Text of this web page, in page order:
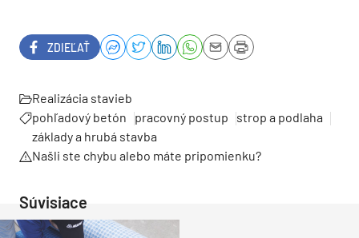
ZDIEĽAŤ
Realizácia stavieb
pohľadový betón
pracovný postup
strop a podlaha
základy a hrubá stavba
Našli ste chybu alebo máte pripomienku?
Súvisiace